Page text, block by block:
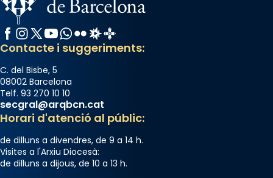
Facebook
Instagram
X / Twitter
YouTube
WhatsApp
FlickrRadio Estel
Catalunya Cristiana
Contacte i suggeriments:
C. del Bisbe, 5
08002 Barcelona
Telf. 93 270 10 10
secgral@arqbcn.cat
Horari d'atenció al públic:
de dilluns a divendres, de 9 a 14 h.
Visites a l'Arxiu Diocesà:
de dilluns a dijous, de 10 a 13 h.